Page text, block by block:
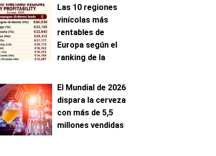
Las 10 regiones
vinícolas más
rentables de
Europa según el
ranking de la
El Mundial de 2026
dispara la cerveza
con más de 5,5
millones vendidas